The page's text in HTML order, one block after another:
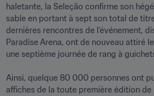
haletante, la Seleção confirme son
sable en portant à sept son total de
dernières rencontres de l’événement,
Paradise Arena, ont de nouveau attiré
une septième journée de rang à
Ainsi, quelque 80 000 personnes ont
affiches de la toute première édition de